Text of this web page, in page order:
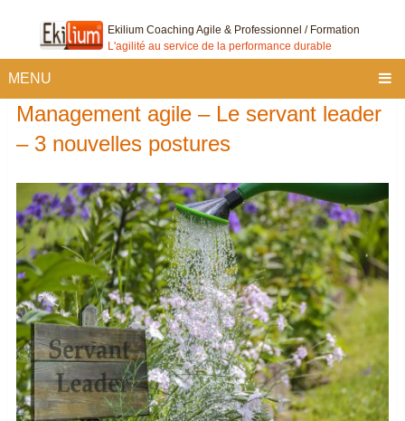
Ekilium Coaching Agile & Professionnel / Formation
L'agilité au service de la performance durable
MENU
Management agile – Le servant leader
– 3 nouvelles postures